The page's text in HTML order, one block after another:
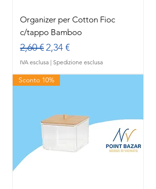
Organizer per Cotton Fioc
c/tappo Bamboo
Prezzo regolare
2,60 € Prezzo scontato
2,34 €
IVA esclusa | Spedizione esclusa
Sconto 10%